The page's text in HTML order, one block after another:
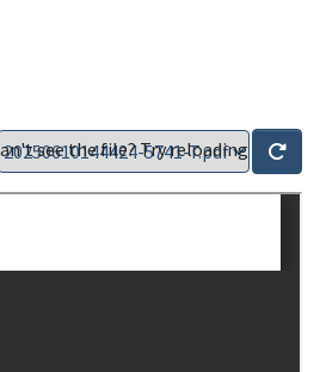
see the file? Try reloading